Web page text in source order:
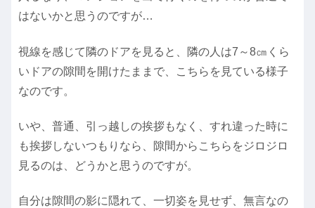
はないかと思うのですが…
視線を感じて隣のドアを見ると、隣の人は7～8㎝くら
いドアの隙間を開けたままで、こちらを見ている様子
なのです。
いや、普通、引っ越しの挨拶もなく、すれ違った時に
も挨拶しないつもりなら、隙間からこちらをジロジロ
見るのは、どうかと思うのですが。
自分は隙間の影に隠れて、一切姿を見せず、無言なの